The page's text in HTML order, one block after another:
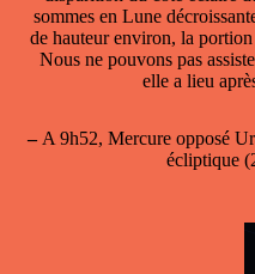
sommes en Lune
de hauteur environ, la
Nous ne pouvons pas
elle a lieu
–A 9h52, Mercure opposé
écliptique